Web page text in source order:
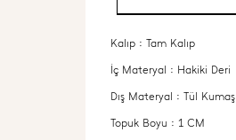
Kalıp : Tam Kalıp
İç Materyal : Hakiki Deri
Dış Materyal : Tül Kumaş
Topuk Boyu : 1 CM